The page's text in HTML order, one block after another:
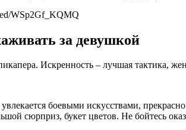
WSp2Gf_KQMQ
за девушкой
Искренность – лучшая тактика,
боевыми искусствами,
сюрприз, букет цветов. Не бойтесь